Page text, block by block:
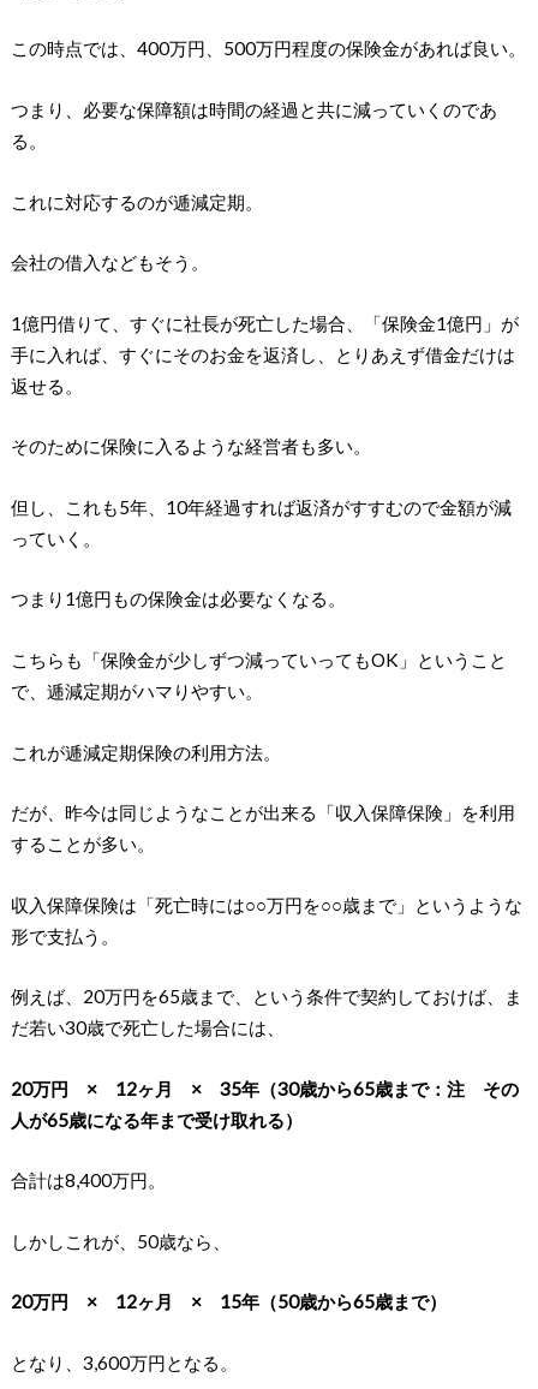
この時点では、400万円、500万円程度の保険金があれば良い。
つまり、必要な保障額は時間の経過と共に減っていくのであ
る。
これに対応するのが逓減定期。
会社の借入などもそう。
1億円借りて、すぐに社長が死亡した場合、「保険金1億円」が
手に入れば、すぐにそのお金を返済し、とりあえず借金だけは
返せる。
そのために保険に入るような経営者も多い。
但し、これも5年、10年経過すれば返済がすすむので金額が減
っていく。
つまり1億円もの保険金は必要なくなる。
こちらも「保険金が少しずつ減っていってもOK」ということ
で、逓減定期がハマりやすい。
これが逓減定期保険の利用方法。
だが、昨今は同じようなことが出来る「収入保障保険」を利用
することが多い。
収入保障保険は「死亡時には○○万円を○○歳まで」というような
形で支払う。
例えば、20万円を65歳まで、という条件で契約しておけば、ま
だ若い30歳で死亡した場合には、
20万円 × 12ヶ月 × 35年（30歳から65歳まで：注 その
人が65歳になる年まで受け取れる）
合計は8,400万円。
しかしこれが、50歳なら、
20万円 × 12ヶ月 × 15年（50歳から65歳まで）
となり、3,600万円となる。